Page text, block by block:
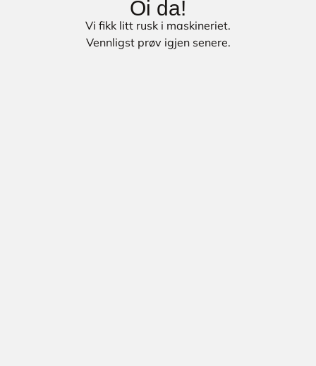
Oi da!
Vi fikk litt rusk i maskineriet.
Vennligst prøv igjen senere.